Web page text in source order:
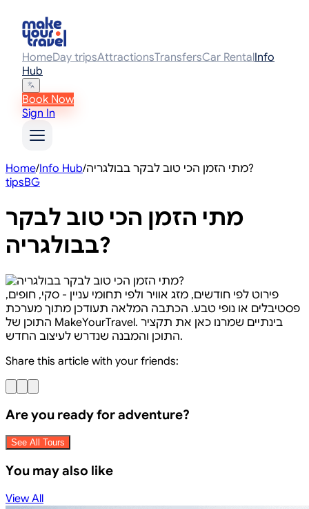
HomeDay tripsAttractionsTransfersCar RentalInfo
Hub
Book Now
Sign In
Home/Info Hub/
מתי הזמן הכי טוב לבקר בבולגריה?
tipsBG
מתי הזמן הכי טוב לבקר
בבולגריה?
פירוט לפי חודשים, מזג אוויר ולפי תחומי עניין - סקי, חופים,
פסטיבלים או נופי טבע. הכתבה המלאה תעודכן מתוך מערכת
התוכן של MakeYourTravel. בינתיים שמרנו כאן את תקציר
התוכן והמבנה שנדרש לעיצוב החדש.
Share this article with your friends:
Are you ready for adventure?
See All Tours
You may also like
View All